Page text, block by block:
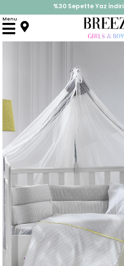
İndirimlere ek %10 İndirimi
Menu
Anasayfa Uyku Seti